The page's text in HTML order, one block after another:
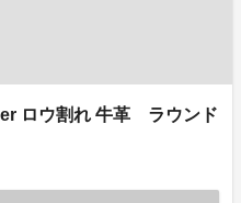
ロウ割れ 牛革 ラウンド